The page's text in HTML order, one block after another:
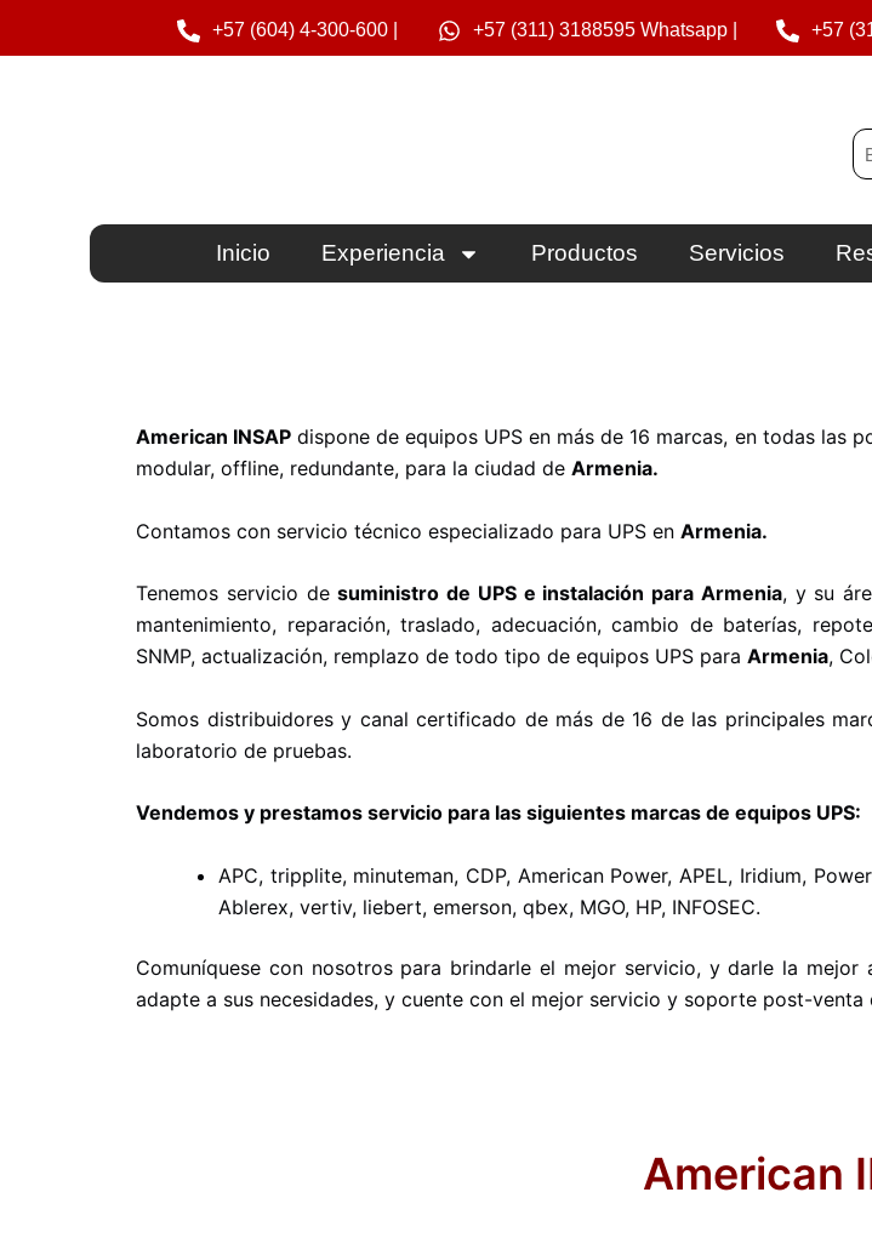
+57 (604) 4-300-600 | +57 (311) 3188595 Whatsapp | +57
Inicio Experiencia Productos Servicios
American INSAP dispone de equipos UPS en más de 16 marcas, en todas las
modular, offline, redundante, para la ciudad de Armenia.
Contamos con servicio técnico especializado para UPS en Armenia.
Tenemos servicio desuministro de UPS e instalación para Armenia, y su
mantenimiento, reparación, traslado, adecuación, cambio de baterías,
SNMP, actualización, remplazo de todo tipo de equipos UPS para Armenia,
Somos distribuidores y canal certificado de más de 16 de las principales
laboratorio de pruebas.
Vendemos y prestamos servicio para las siguientes marcas de equipos UPS:
APC, tripplite, minuteman, CDP, American Power, APEL, Iridium,
Ablerex, vertiv, liebert, emerson, qbex, MGO, HP, INFOSEC.
Comuníquese con nosotros para brindarle el mejor servicio, y darle la
adapte a sus necesidades, y cuente con el mejor servicio y soporte post-venta
American